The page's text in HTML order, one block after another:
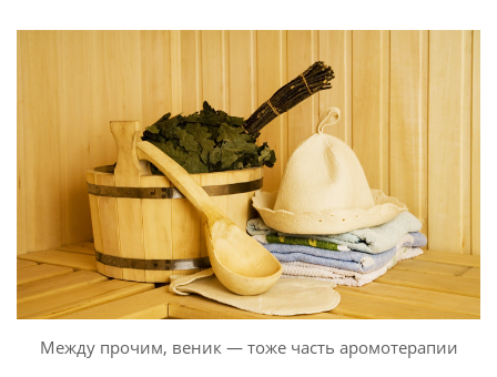
Между прочим, веник — тоже часть аромотерапии